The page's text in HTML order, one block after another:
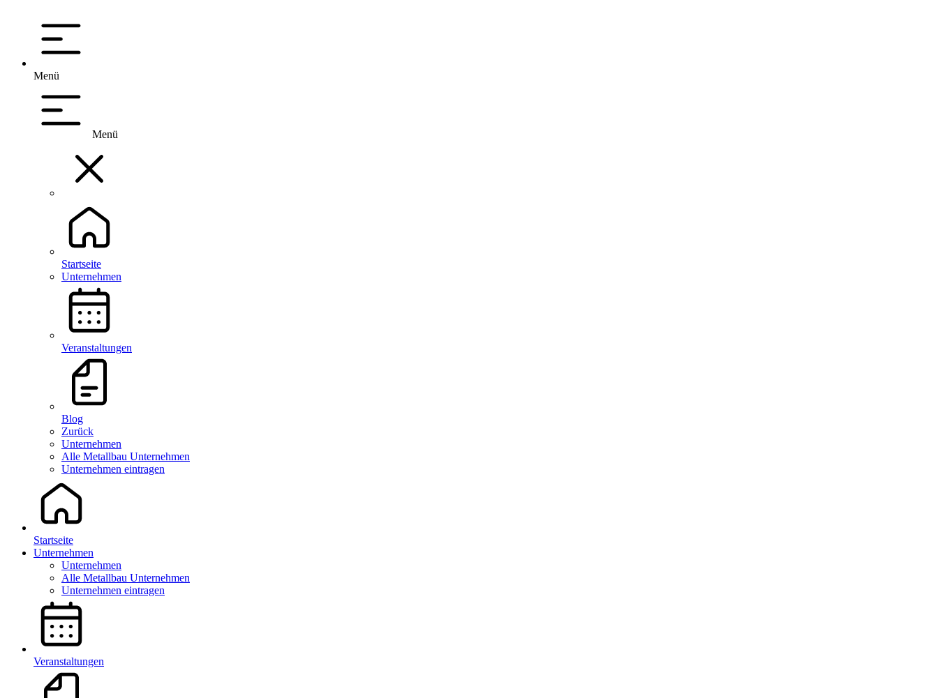
Menü
Menü
Startseite
Unternehmen
Veranstaltungen
Blog
Zurück
Unternehmen
Alle Metallbau Unternehmen
Unternehmen eintragen
Startseite
Unternehmen
Unternehmen
Alle Metallbau Unternehmen
Unternehmen eintragen
Veranstaltungen